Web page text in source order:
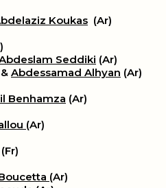
Koukas (Ar)
Seddiki (Ar)
Abdessamad Alhyan (Ar)
Benhamza (Ar)
(Ar)
(Fr)
(Ar)